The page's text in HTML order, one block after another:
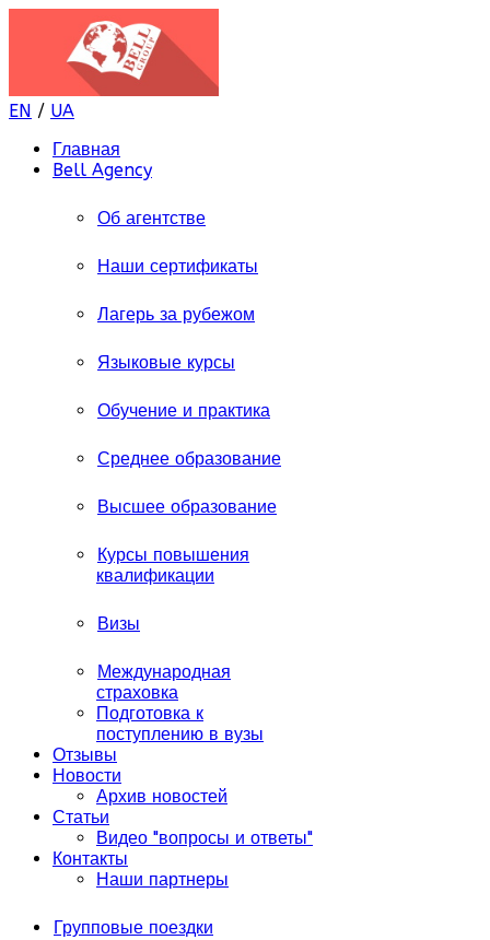
EN / UA
Главная
Bell Agency
Об агентстве
Наши сертификаты
Лагерь за рубежом
Языковые курсы
Обучение и практика
Среднее образование
Высшее образование
Курсы повышения
квалификации
Визы
Международная
страховка
Подготовка к
поступлению в вузы
Отзывы
Новости
Архив новостей
Статьи
Видео "вопросы и ответы"
Контакты
Наши партнеры
Групповые поездки